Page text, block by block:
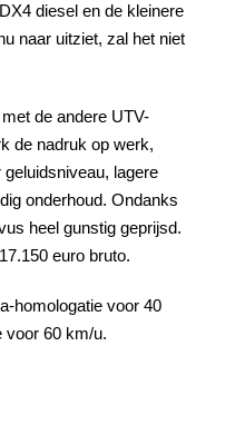
diesel en de kleinere
naar uitziet, zal het niet
de andere UTV-
de nadruk op werk,
lagere
onderhoud. Ondanks
heel gunstig geprijsd.
euro bruto.
homologatie voor 40
voor 60 km/u.